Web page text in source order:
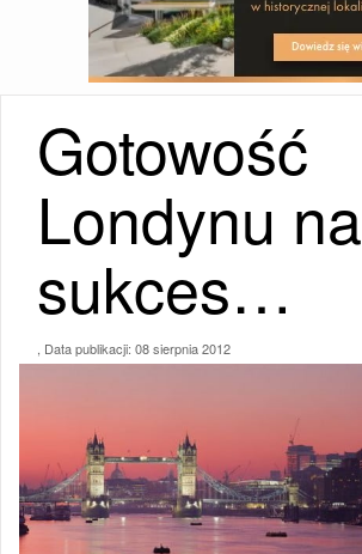
Gotowość
Londynu na
sukces…
, Data publikacji: 08 sierpnia 2012